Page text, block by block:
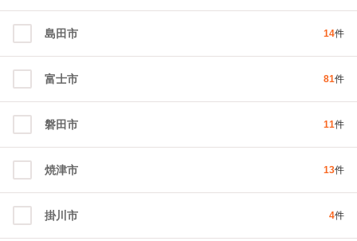
島田市 14件
富士市 81件
磐田市 11件
焼津市 13件
掛川市 4件